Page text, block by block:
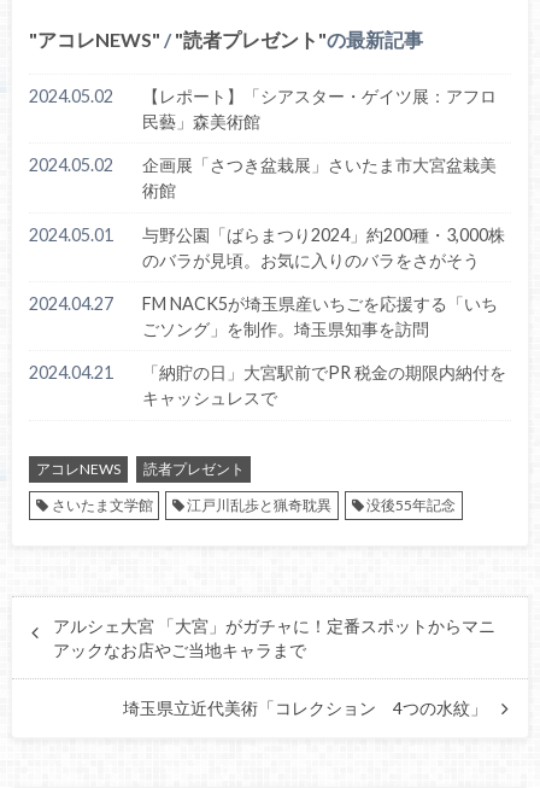
アコレNEWS / 読者プレゼント の最新記事
2024.05.02
【レポート】「シアスター・ゲイツ展：アフロ
民藝」森美術館
2024.05.02
企画展「さつき盆栽展」さいたま市大宮盆栽美
術館
2024.05.01
与野公園「ばらまつり2024」約200種・3,000株
のバラが見頃。お気に入りのバラをさがそう
2024.04.27
FM NACK5が埼玉県産いちごを応援する「いち
ごソング」を制作。埼玉県知事を訪問
2024.04.21
「納貯の日」大宮駅前でPR 税金の期限内納付を
キャッシュレスで
アコレNEWS
読者プレゼント
さいたま文学館
江戸川乱歩と猟奇耽異 没後55年記念
アルシェ大宮 「大宮」がガチャに！定番スポットからマニ
アックなお店やご当地キャラまで
埼玉県立近代美術「コレクション 4つの水紋」